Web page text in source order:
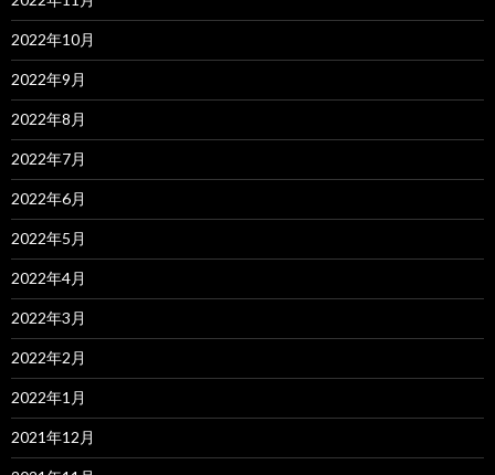
2022年10月
2022年9月
2022年8月
2022年7月
2022年6月
2022年5月
2022年4月
2022年3月
2022年2月
2022年1月
2021年12月